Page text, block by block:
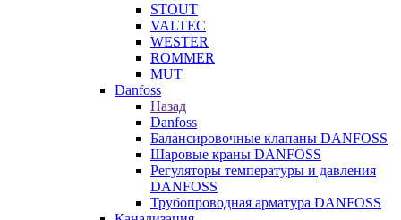
STOUT
VALTEC
WESTER
ROMMER
MUT
Danfoss
Назад
Danfoss
Балансировочные клапаны DANFOSS
Шаровые краны DANFOSS
Регуляторы температуры и давления
DANFOSS
Трубопроводная арматура DANFOSS